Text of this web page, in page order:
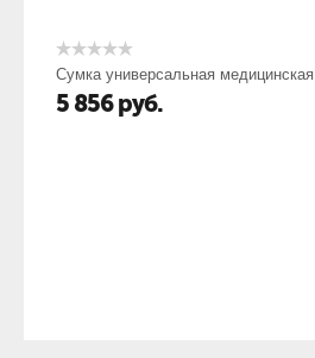
Сумка универсальная медицинская
5 856 руб.